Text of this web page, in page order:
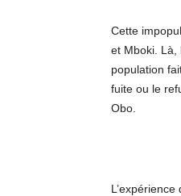
Cette
et Mboki. Là,
population
fuite ou le
Obo.